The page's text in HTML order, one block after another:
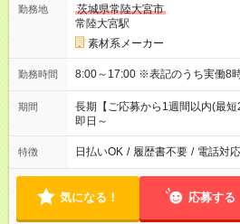
勤務地
茨城県常陸大宮市
常陸大宮駅
素材系メーカー
勤務時間 8:00～17:00 ※表記のうち実
期間
長期【ご応募から1週間以内(最短
即日～
特徴 日払いOK / 履歴書不要 / 電話対
気になる！ 応募する